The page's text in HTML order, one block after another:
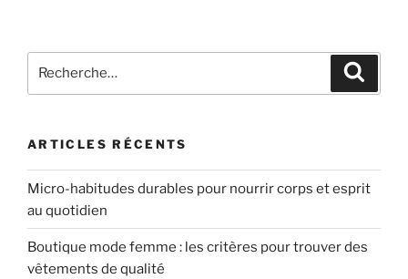
pour
ARTICLES RÉCENTS
Micro-habitudes durables pour nourrir corps et esprit
au quotidien
Boutique mode femme : les critères pour trouver des
vêtements de qualité